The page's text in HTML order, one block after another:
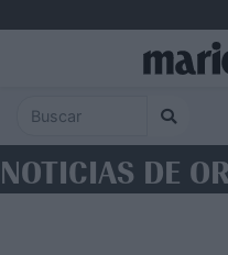
NOTICIAS DE